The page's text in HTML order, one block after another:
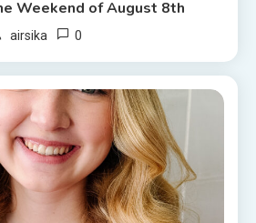
Weekend of August 8th
airsika 0